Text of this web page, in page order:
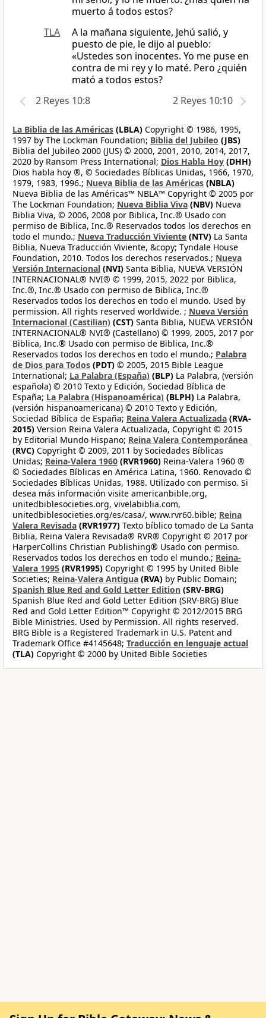
muerto á todos estos?
TLA
A la mañana siguiente, Jehú salió, y
puesto de pie, le dijo al pueblo:
«Ustedes son inocentes. Yo me puse en
contra de mi rey y lo maté. Pero ¿quién
mató a todos estos?
2 Reyes 10:8
2 Reyes 10:10
La Biblia de las Américas (LBLA) Copyright © 1986, 1995,
1997 by The Lockman Foundation; Biblia del Jubileo (JBS)
Biblia del Jubileo 2000 (JUS) © 2000, 2001, 2010, 2014, 2017,
2020 by Ransom Press International; Dios Habla Hoy (DHH)
Dios habla hoy ®, © Sociedades Bíblicas Unidas, 1966, 1970,
1979, 1983, 1996.; Nueva Biblia de las Américas (NBLA)
Nueva Biblia de las Américas™ NBLA™ Copyright © 2005 por
The Lockman Foundation; Nueva Biblia Viva (NBV) Nueva
Biblia Viva, © 2006, 2008 por Biblica, Inc.® Usado con
permiso de Biblica, Inc.® Reservados todos los derechos en
todo el mundo.; Nueva Traducción Viviente (NTV) La Santa
Biblia, Nueva Traducción Viviente, &copy; Tyndale House
Foundation, 2010. Todos los derechos reservados.; Nueva
Versión Internacional (NVI) Santa Biblia, NUEVA VERSIÓN
INTERNACIONAL® NVI® © 1999, 2015, 2022 por Biblica,
Inc.®, Inc.® Usado con permiso de Biblica, Inc.®
Reservados todos los derechos en todo el mundo. Used by
permission. All rights reserved worldwide. ; Nueva Versión
Internacional (Castilian) (CST) Santa Biblia, NUEVA VERSIÓN
INTERNACIONAL® NVI® (Castellano) © 1999, 2005, 2017 por
Biblica, Inc.® Usado con permiso de Biblica, Inc.®
Reservados todos los derechos en todo el mundo.; Palabra
de Dios para Todos (PDT) © 2005, 2015 Bible League
International; La Palabra (España) (BLP) La Palabra, (versión
española) © 2010 Texto y Edición, Sociedad Bíblica de
España; La Palabra (Hispanoamérica) (BLPH) La Palabra,
(versión hispanoamericana) © 2010 Texto y Edición,
Sociedad Bíblica de España; Reina Valera Actualizada (RVA-
2015) Version Reina Valera Actualizada, Copyright © 2015
by Editorial Mundo Hispano; Reina Valera Contemporánea
(RVC) Copyright © 2009, 2011 by Sociedades Bíblicas
Unidas; Reina-Valera 1960 (RVR1960) Reina-Valera 1960 ®
© Sociedades Bíblicas en América Latina, 1960. Renovado ©
Sociedades Bíblicas Unidas, 1988. Utilizado con permiso. Si
desea más información visite americanbible.org,
unitedbiblesocieties.org, vivelabiblia.com,
unitedbiblesocieties.org/es/casa/, www.rvr60.bible; Reina
Valera Revisada (RVR1977) Texto bíblico tomado de La Santa
Biblia, Reina Valera Revisada® RVR® Copyright © 2017 por
HarperCollins Christian Publishing® Usado con permiso.
Reservados todos los derechos en todo el mundo.; Reina-
Valera 1995 (RVR1995) Copyright © 1995 by United Bible
Societies; Reina-Valera Antigua (RVA) by Public Domain;
Spanish Blue Red and Gold Letter Edition (SRV-BRG)
Spanish Blue Red and Gold Letter Edition (SRV-BRG) Blue
Red and Gold Letter Edition™ Copyright © 2012/2015 BRG
Bible Ministries. Used by Permission. All rights reserved.
BRG Bible is a Registered Trademark in U.S. Patent and
Trademark Office #4145648; Traducción en lenguaje actual
(TLA) Copyright © 2000 by United Bible Societies